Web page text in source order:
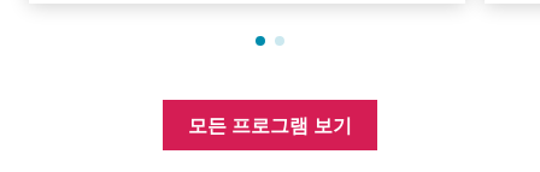
모든 프로그램 보기